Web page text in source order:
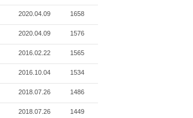
2020.04.09 1658
2020.04.09 1576
2016.02.22 1565
2016.10.04 1534
2018.07.26 1486
2018.07.26 1449